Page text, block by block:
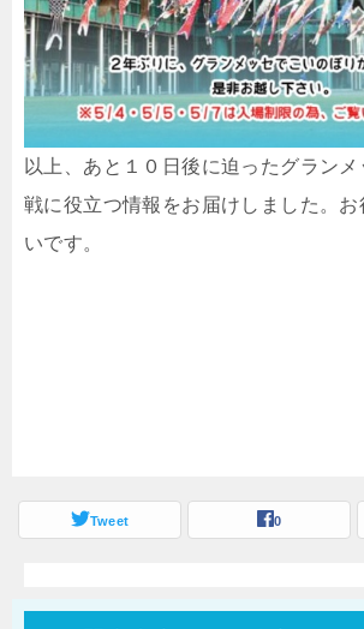
以上、あと１０日後に迫ったグラン
戦に役立つ情報をお届けしました。
いです。
Tweet 0